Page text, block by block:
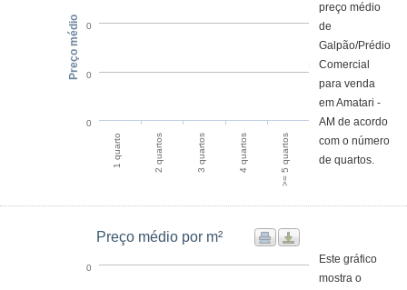
1 quarto 2 quartos 3 quartos 4 quartos >= 5 quartos
0
0
0
Preço médio
preço médio
de
Galpão/Prédio
Comercial
para venda
em Amatari -
AM de acordo
com o número
de quartos.
Preço médio por m²
0
Este gráfico
mostra o